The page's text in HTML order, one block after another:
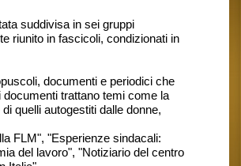
suddivisa in sei gruppi
riunito in fascicoli, condizionati in
documenti e periodici che
trattano temi come la
quelli autogestiti dalle donne,
FLM", "Esperienze sindacali:
del lavoro", "Notiziario del centro